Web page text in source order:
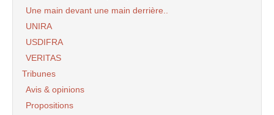
Une main devant une main derrière..
UNIRA
USDIFRA
VERITAS
Tribunes
Avis & opinions
Propositions